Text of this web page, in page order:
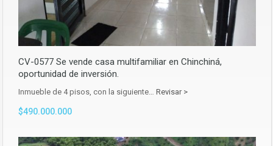
CV-0577 Se vende casa multifamiliar en Chinchiná,
oportunidad de inversión.
Inmueble de 4 pisos, con la siguiente… Revisar >
$490.000.000